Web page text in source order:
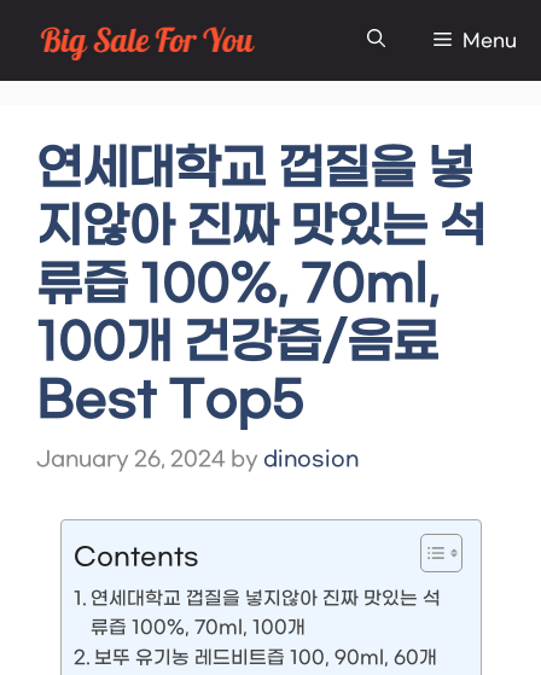
Skip
to
Menu
연세대학교 껍질을 넣
지않아 진짜 맛있는 석
류즙 100%, 70ml,
100개 건강즙/음료
Best Top5
January 26, 2024 by dinosion
Contents
연세대학교 껍질을 넣지않아 진짜 맛있는 석
류즙 100%, 70ml, 100개
보뚜 유기농 레드비트즙 100, 90ml, 60개